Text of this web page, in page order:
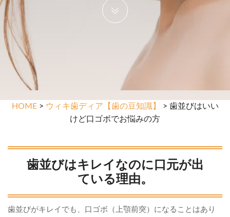
HOME> ウィキ歯ディア【歯の豆知識】
> 歯並びはいい
けど口ゴボでお悩みの方
歯並びはキレイなのに口元が出
ている理由。
歯並びがキレイでも、口ゴボ（上顎前突）になることはあり